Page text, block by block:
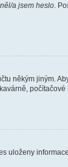
a jsem heslo .
někým jiným.
uloženy